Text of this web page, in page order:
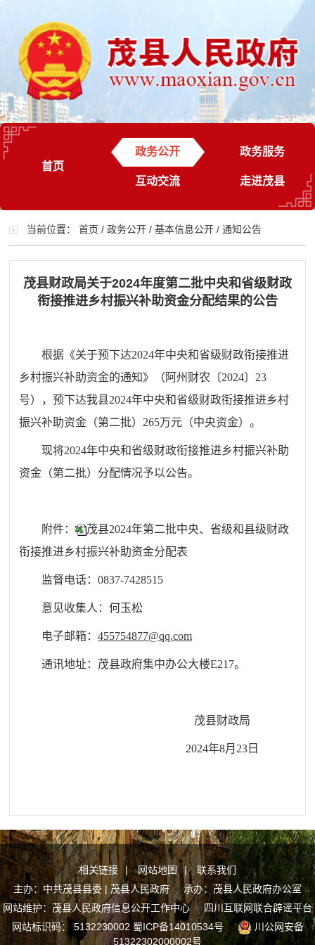
首页
政务公开 政务服务
互动交流 走进茂县
当前位置：首页 /政务公开 /基本信息公开 /通知公告
茂县财政局关于2024年度第二批中央和省级财政
衔接推进乡村振兴补助资金分配结果的公告
根据《关于预下达2024年中央和省级财政衔接推进
乡村振兴补助资金的通知》（阿州财农〔2024〕 23
号），预下达我县2024年中央和省级财政衔接推进乡村
振兴补助资金 （第二批）265万元 （中央资金）。
现将2024年中央和省级财政衔接推进乡村振兴补助
资金 （第二批） 分配情况予以公告。
附件：
茂县2024年第二批中央、省级和县级财政
衔接推进乡村振兴补助资金分配表
监督电话：0837-7428515
意见收集人：何玉松
电子邮箱：455754877@qq.com
通讯地址：茂县政府集中办公大楼E217。
茂县财政局
2024年8月 23日
相关链接 | 网站地图 |
联系我们
主办：中共茂县县委 | 茂县人民政府 承办：茂县人民政府办公室
网站维护：茂县人民政府信息公开工作中心四川互联网联合辟谣平台
网站标识码： 5132230002 蜀ICP备14010534号
川公网安备
51322302000002号